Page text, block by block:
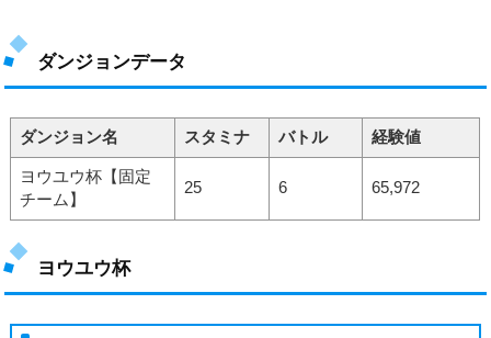
ダンジョンデータ
ダンジョン名 スタミナ バトル 経験値
ヨウユウ杯【固定
チーム】
25 6 65,972
ヨウユウ杯